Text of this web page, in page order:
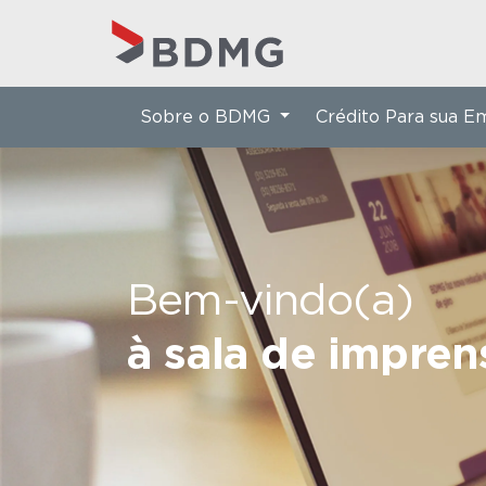
Bem-vindo(a)
à sala de
Sobre o BDMG Crédito Para sua